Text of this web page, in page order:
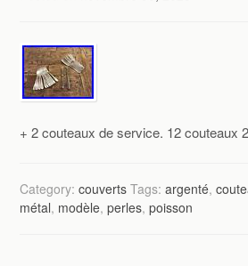
+ 2 couteaux de service. 12 couteaux
Category:couverts Tags:argenté,
métal, modèle,perles,poisson